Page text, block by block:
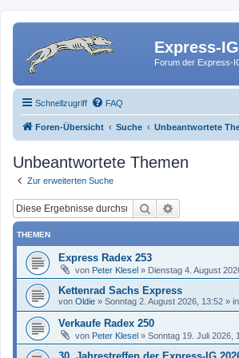
Express-IG
Forum der Express-
Schnellzugriff FAQ
Foren-Übersicht Suche Unbeantwortete
Unbeantwortete Themen
Zur erweiterten Suche
Suche
THEMEN
Express Radex 253
von Peter Klesel » Dienstag 4. August
Kettenrad Sachs Express
von Oldie » Sonntag 2. August 2026, 13:52 » in
Verkaufe Radex 250
von Peter Klesel » Sonntag 19. Juli 2026,